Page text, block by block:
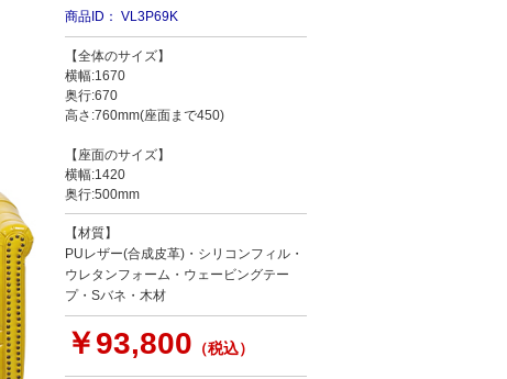
商品ID： VL3P69K
【全体のサイズ】
横幅:1670
奥行:670
高さ:760mm(座面まで450)
【座面のサイズ】
横幅:1420
奥行:500mm
【材質】
PUレザー(合成皮革)・シリコンフィル・
ウレタンフォーム・ウェービングテー
プ・Sバネ・木材
￥93,800 （税込）